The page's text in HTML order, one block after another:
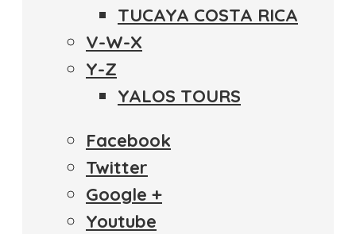
TUCAYA COSTA RICA
V-W-X
Y-Z
YALOS TOURS
Facebook
Twitter
Google +
Youtube